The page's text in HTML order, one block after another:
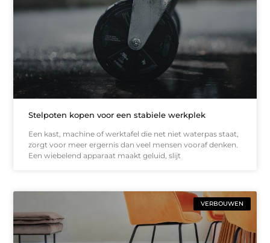
Stelpoten kopen voor een stabiele werkplek
Een kast, machine of werktafel die net niet waterpas staat,
zorgt voor meer ergernis dan veel mensen vooraf denken.
Een wiebelend apparaat maakt geluid, slijt
VERBOUWEN